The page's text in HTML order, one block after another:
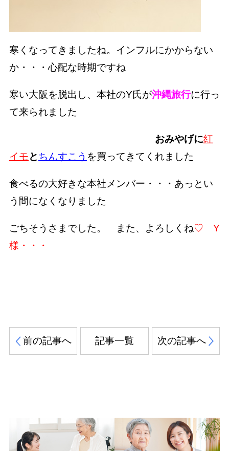
寒くなってきましたね。インフルにかからない
か・・・心配な時期ですね
寒い大阪を脱出し、本社のY氏が沖縄旅行に行っ
て来られました
おみやげに紅
イモとちんすこう を買ってきてくれました
食べるの大好きな本社メンバー・・・あっとい
う間になくなりました
ごちそうさまでした。 また、よろしくね♡ Y
様・・・
前の記事へ 次の記事へ
記事一覧